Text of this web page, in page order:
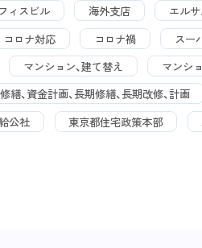
ィスビル 海外支店 エル
コロナ対応 コロナ禍 スー
マンション、建て替え
マンシ
繕、資金計画、長期修繕、長期改修、計画
公社
東京都住宅政策本部